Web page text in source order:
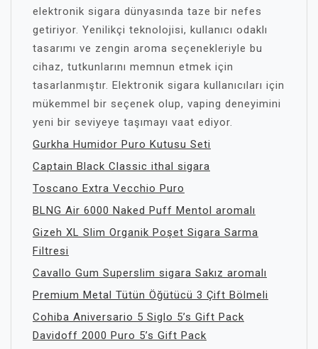
elektronik sigara dünyasında taze bir nefes
getiriyor. Yenilikçi teknolojisi, kullanıcı odaklı
tasarımı ve zengin aroma seçenekleriyle bu
cihaz, tutkunlarını memnun etmek için
tasarlanmıştır. Elektronik sigara kullanıcıları için
mükemmel bir seçenek olup, vaping deneyimini
yeni bir seviyeye taşımayı vaat ediyor.
Gurkha Humidor Puro Kutusu Seti
Captain Black Classic ithal sigara
Toscano Extra Vecchio Puro
BLNG Air 6000 Naked Puff Mentol aromalı
Gizeh XL Slim Organik Poşet Sigara Sarma
Filtresi
Cavallo Gum Superslim sigara Sakız aromalı
Premium Metal Tütün Öğütücü 3 Çift Bölmeli
Cohiba Aniversario 5 Siglo 5’s Gift Pack
Davidoff 2000 Puro 5’s Gift Pack